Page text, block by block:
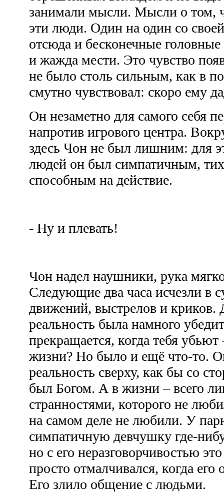
занимали мысли. Мысли о том,
эти люди. Один на один со
отсюда и бесконечные
и жажда мести. Это чувство
не было столь сильным, как в
смутно чувствовал: скоро ему
Он незаметно для самого себя
напротив игрового центра.
здесь Чон не был лишним: для
людей он был симпатичным,
способным на действие.
- Ну и плевать!
Чон надел наушники, рука
Следующие два часа исчезли в
движений, выстрелов и криков.
реальность была намного
прекращается, когда тебя убьют
жизни? Но было и ещё что-то.
реальность сверху, как бы со
был Богом. А в жизни – всего
странностями, которого не
на самом деле не любили. У
симпатичную девчушку где-
но с его неразговорчивостью
просто отмалчивался, когда
Его злило общение с людьми.